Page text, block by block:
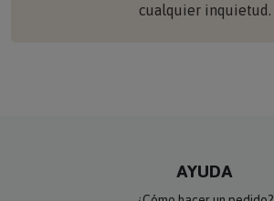
cualquier inquietud.
AYUDA